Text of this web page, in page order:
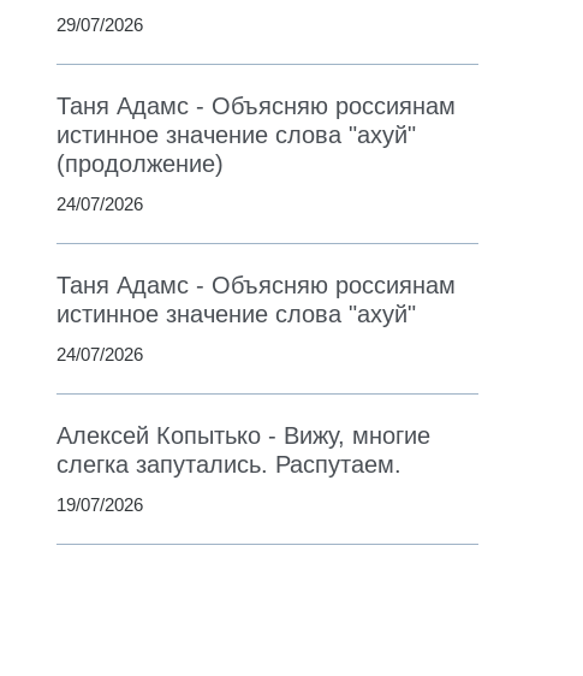
29/07/2026
Таня Адамс - Объясняю россиянам
истинное значение слова "ахуй"
(продолжение)
24/07/2026
Таня Адамс - Объясняю россиянам
истинное значение слова "ахуй"
24/07/2026
Алексей Копытько - Вижу, многие
слегка запутались. Распутаем.
19/07/2026